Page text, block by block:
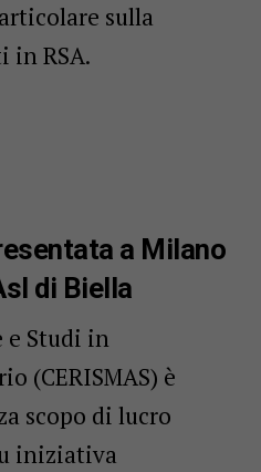
sulla
in RSA.
a Milano
di Biella
e Studi in
(CERISMAS) è
scopo di lucro
iniziativa